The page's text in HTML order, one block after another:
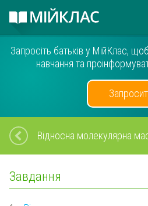
Запросіть батьків у МійКлас,
навчання та
Відносна молекулярна
Завдання